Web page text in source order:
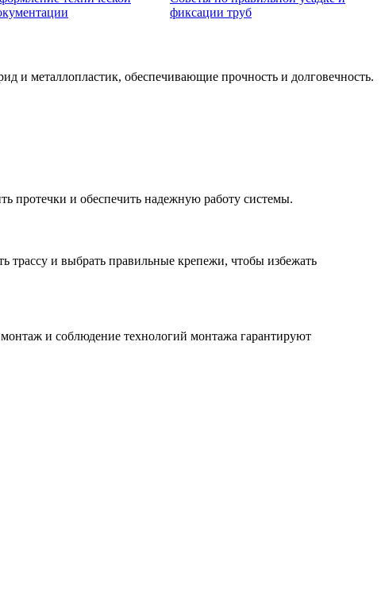
фиксации труб
и металлопластик, обеспечивающие прочность и долговечность.
протечки и обеспечить надежную работу системы.
трассу и выбрать правильные крепежи, чтобы избежать
и соблюдение технологий монтажа гарантируют